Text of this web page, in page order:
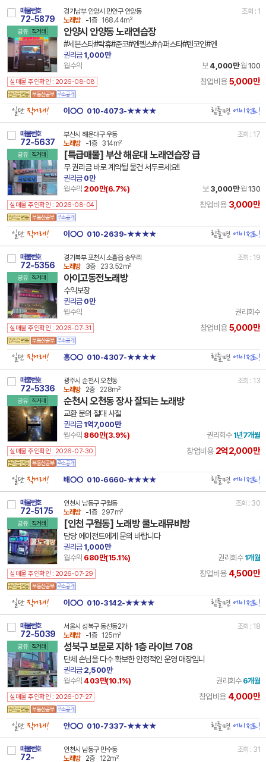
매물번호
72-5879
공유 직거래
경기남부 안양시 만안구 안양동
조회 : 1
노래방
-1층 168.44m²
안양시 안양동 노래연습장
#세븐스타#락휴#준코#엔젤스#슈퍼스타#텐코인#엔
권리금1,000만
월수익
보4,000만 월 100
실매물 주인확인 : 2026-08-08 창업비용5,000만
일단직거래! 이○○ 010-4073-★★★★ 힘들면에이전트!
매물번호
72-5637
공유 직거래
부산시 해운대구 우동
조회 : 17
노래방
-1층 314m²
[특급매물] 부산 해운대 노래연습장 급
무 권리금 바로 계약될 물건 서두르세요!!
권리금0만
월수익 200만(6.7%) 보3,000만 월 130
실매물 주인확인 : 2026-08-04 창업비용 3,000만
일단직거래! 이○○ 010-2639-★★★★ 힘들면에이전트!
매물번호
72-5356
공유 직거래
경기북부 포천시 소흘읍 송우리
조회 : 19
노래방
3층 233.52m²
아이고동전노래방
수익보장
권리금0만
월수익
권리회수
실매물 주인확인 : 2026-07-31 창업비용5,000만
일단직거래! 홍○○ 010-4307-★★★★ 힘들면에이전트!
매물번호
72-5336
공유 직거래
광주시 순천시 오천동
조회 : 13
노래방
2층 228m²
순천시 오천동 장사 잘되는 노래방
교환 문의 절대 사절
권리금1억7,000만
월수익 860만(3.9%) 권리회수 1년7개월
실매물 주인확인 : 2026-07-30 창업비용 2억2,000만
일단직거래! 배○○ 010-6660-★★★★ 힘들면에이전트!
매물번호
72-5175
공유 직거래
인천시 남동구 구월동
조회 : 30
노래방
-1층 297m²
[인천 구월동] 노래방 쿨노래뮤비방
담당 에이전트에게 문의 바랍니다
권리금1,000만
월수익 680만(15.1%) 권리회수 1개월
실매물 주인확인 : 2026-07-29 창업비용 4,500만
일단직거래! 이○○ 010-3142-★★★★ 힘들면에이전트!
매물번호
72-5039
공유 직거래
서울시 성북구 동선동2가
조회 : 18
노래방
-1층 125m²
성북구 보문로 지하 1층 라이브 708
단체 손님을 다수 확보한 안정적인 운영 매장입니
권리금2,500만
월수익 403만(10.1%) 권리회수 6개월
실매물 주인확인 : 2026-07-27 창업비용 4,000만
일단직거래! 안○○ 010-7337-★★★★ 힘들면에이전트!
매물번호
72-
인천시 남동구 만수동
조회 : 31
노래방
2층 122m²